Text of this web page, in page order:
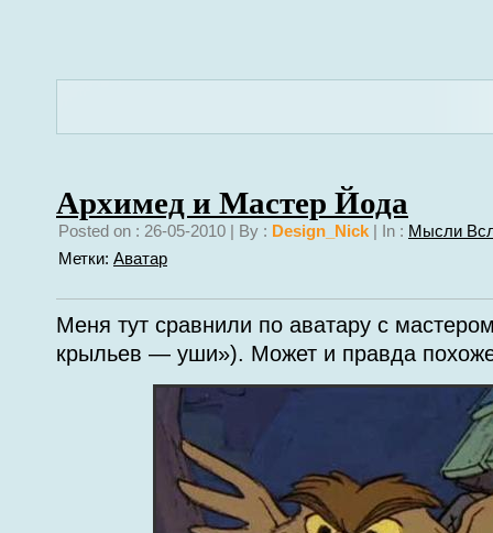
Архимед и Мастер Йода
Posted on : 26-05-2010 | By : Design_Nick | In : Мысли
Метки: Аватар
Меня тут сравнили по аватару с
крыльев — уши»). Может и правда